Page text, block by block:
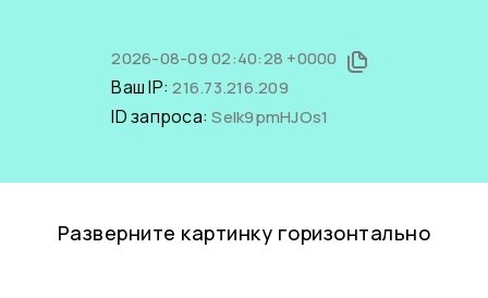
2026-08-09 02:40:28 +0000
Ваш IP:216.73.216.209
ID запроса:SeIk9pmHJOs1
Разверните картинку горизонтально